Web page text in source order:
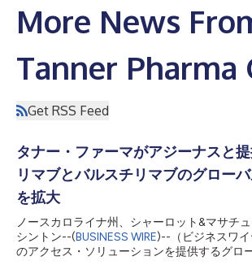
More News
Tanner Pharma
Get RSS Feed
タナー・ファーマがアジーナスと
リマブとバルスチリマブのグロー
を拡大
ノースカロライナ州、シャーロット&マサチ
シントン--(BUSINESS WIRE)--（ビジネスワ
のアクセス・ソリューションを提供するグロ